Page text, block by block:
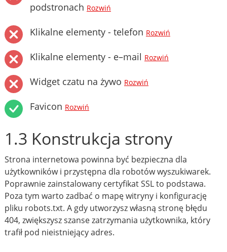
podstronach Rozwiń
Klikalne elementy - telefon Rozwiń
Klikalne elementy - e–mail Rozwiń
Widget czatu na żywo Rozwiń
Favicon Rozwiń
1.3 Konstrukcja strony
Strona internetowa powinna być bezpieczna dla
użytkowników i przystępna dla robotów wyszukiwarek.
Poprawnie zainstalowany certyfikat SSL to podstawa.
Poza tym warto zadbać o mapę witryny i konfigurację
pliku robots.txt. A gdy utworzysz własną stronę błędu
404, zwiększysz szanse zatrzymania użytkownika, który
trafił pod nieistniejący adres.